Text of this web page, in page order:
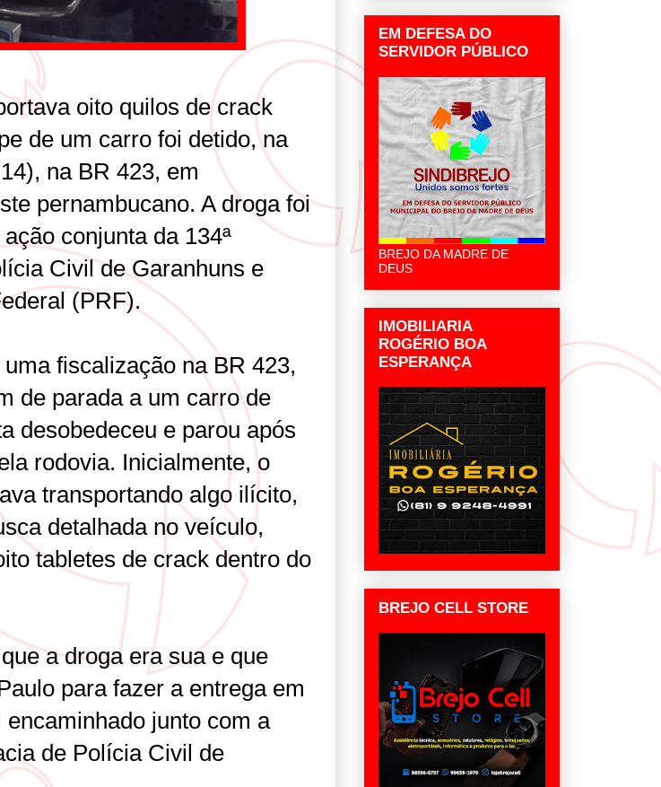
oito quilos de crack
de um carro foi detido, na
na BR 423, em
pernambucano. A droga foi
conjunta da 134ª
Civil de Garanhuns e
(PRF).
fiscalização na BR 423,
de parada a um carro de
desobedeceu e parou após
rodovia. Inicialmente, o
transportando algo ilícito,
detalhada no veículo,
tabletes de crack dentro do
a droga era sua e que
para fazer a entrega em
junto com a
de Polícia Civil de
EM DEFESA DO
SERVIDOR PÚBLICO
BREJO DA MADRE DE
DEUS
IMOBILIARIA
ROGÉRIO BOA
ESPERANÇA
BREJO CELL STORE